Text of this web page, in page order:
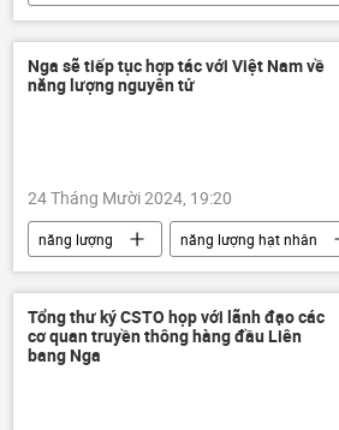
Kursk
Ukraina
Cuộc khủng hoảng ở Ukraina
Thế giới
tấn công
xung đột quân sự
Nga sẽ tiếp tục hợp tác với Việt Nam về
năng lượng nguyên tử
24 Tháng Mười 2024, 19:20
năng lượng
năng lượng hạt nhân
Việt Nam
Hợp tác Nga-Việt
Phạm Minh Chính
Thế giới
Hội nghị thượng đỉnh BRICS tại Kazan 2024
Tổng thư ký CSTO họp với lãnh đạo các
cơ quan truyền thông hàng đầu Liên
bang Nga